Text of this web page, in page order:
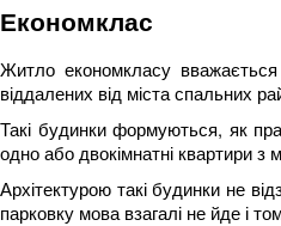
Економклас
Житло економкласу
віддалених від міста спальних
Такі будинки формуються, як
одно або двокімнатні квартири
Архітектурою такі будинки не
парковку мова взагалі не йде і